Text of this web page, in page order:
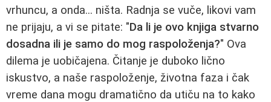
vrhuncu, a onda... ništa. Radnja se vuče, likovi vam
ne prijaju, a vi se pitate: "Da li je ovo knjiga stvarno
dosadna ili je samo do mog raspoloženja?" Ova
dilema je uobičajena. Čitanje je duboko lično
iskustvo, a naše raspoloženje, životna faza i čak
vreme dana mogu dramatično da utiču na to kako